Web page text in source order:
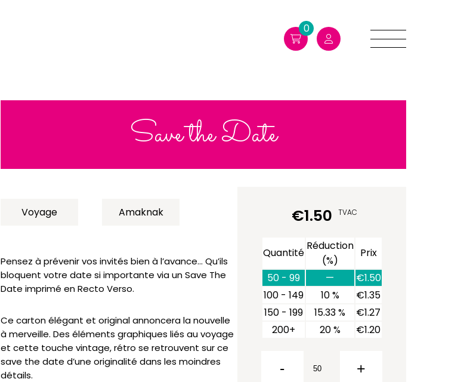
0
Save the Date
Voyage Amaknak
Pensez à prévenir vos invités bien à l’avance… Qu’ils
bloquent votre date si importante via un Save The
Date imprimé en Recto Verso.
Ce carton élégant et original annoncera la nouvelle
à merveille. Des éléments graphiques liés au voyage
et cette touche vintage, rétro se retrouvent sur ce
save the date d’une originalité dans les moindres
détails.
€1.50 TVAC
Quantité
Réduction
(%)
Prix
50 - 99
— €1.50
100 - 149
10 % €1.35
150 - 199
15.33 % €1.27
200+
20 % €1.20
quantité
Date
- +